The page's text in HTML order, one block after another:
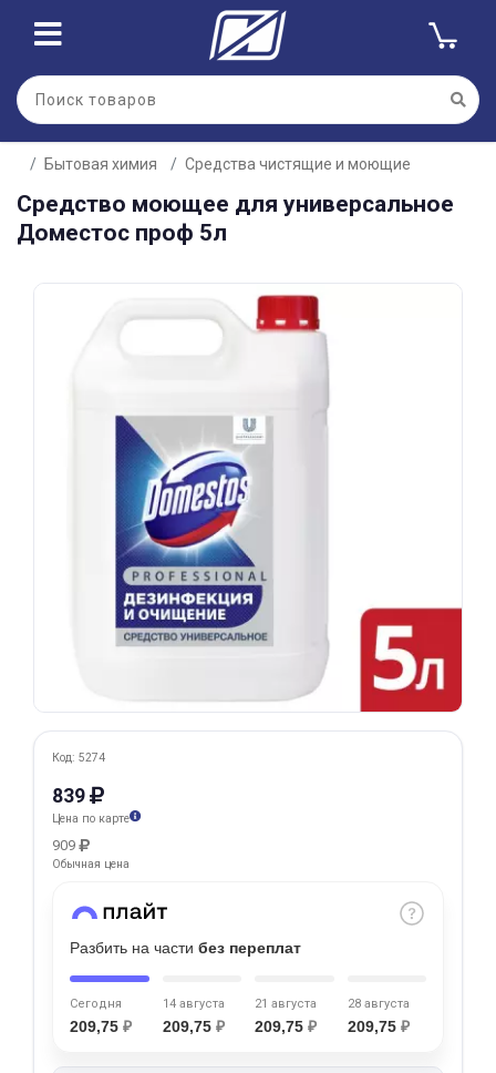
Бытовая химия Средства чистящие и моющие
Средство моющее для универсальное
Доместос проф 5л
Код: 5274
839
Цена по карте
909
Обычная цена
Разбить на части без переплат
Сегодня
209,75 ₽
14 августа
209,75 ₽
21 августа
209,75 ₽
28 августа
209,75 ₽
Для клиентов всех банков
Разбейте
оплатуна части
без переплат
Добавляйте товары
в корзину
Оплачивайте сегодня только
Получайте товар
выбранный способом
Оставшиеся
списываться
Подробнее
об оплате Плайтом